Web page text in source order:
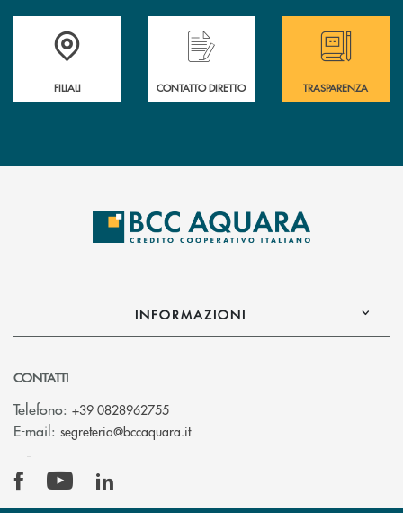
Trova la filiale più vicina a te
FILIALI
Hai bisogno di assistenza immediata ?
CONTATTO DIRETTO
Hai bisogno di
TRASPARENZA
INFORMAZIONI
CONTATTI
Telefono: +39 0828962755
E-mail: segreteria@bccaquara.it(si apre l’app di posta elettronica)